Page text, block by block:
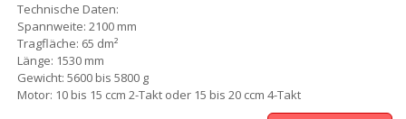
Technische Daten:
Spannweite: 2100 mm
Tragfläche: 65 dm²
Länge: 1530 mm
Gewicht: 5600 bis 5800 g
Motor: 10 bis 15 ccm 2-Takt oder 15 bis 20 ccm 4-Takt